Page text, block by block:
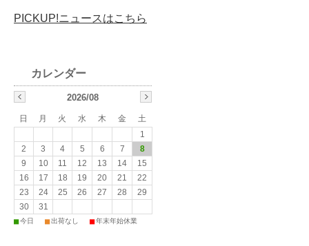
PICKUP!ニュースはこちら
2026/08
日 月 火 水 木 金
土
1
2
3 4 5 6 7
8
9
10 11 12 13 14
15
16
17 18 19 20 21
22
23
24 25 26 27 28
29
30
31
■今日 ■出荷なし ■年末年始休業